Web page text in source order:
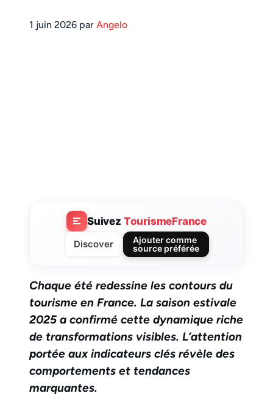
1 juin 2026 par Angelo
Suivez TourismeFrance
Discover
Ajouter comme
source préférée
Chaque été redessine les contours du
tourisme en France. La saison estivale
2025 a confirmé cette dynamique riche
de transformations visibles. L’attention
portée aux indicateurs clés révèle des
comportements et tendances
marquantes.